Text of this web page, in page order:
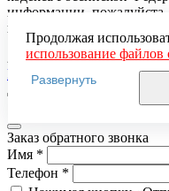
информации, пожалуйста,
консультантам «Медверь».
2026 © «Медверь» —
Разработка и
Заказ обратного звонка
Имя *
Телефон *
Продолжая
использование файлов
пользовательских
местоположении,
для
использования систем
Яндекс.Метрика), в
обработки
Если вы не хотите,
Развернуть